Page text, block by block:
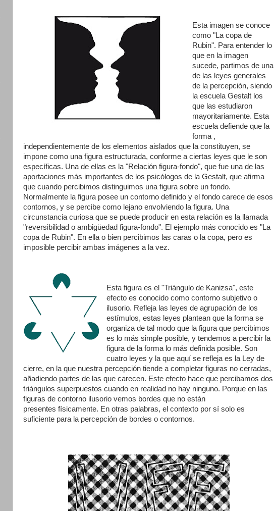
Esta imagen se conoce
como "La copa de
Rubin". Para entender lo
que en la imagen
sucede, partimos de una
de las leyes generales
de la percepción, siendo
la escuela Gestalt los
que las estudiaron
mayoritariamente. Esta
escuela defiende que la
forma ,
independientemente de los elementos aislados que la constituyen, se
impone como una figura estructurada, conforme a ciertas leyes que le son
específicas. Una de ellas es la "Relación figura-fondo", que fue una de las
aportaciones más importantes de los psicólogos de la Gestalt, que afirma
que cuando percibimos distinguimos una figura sobre un fondo.
Normalmente la figura posee un contorno definido y el fondo carece de esos
contornos, y se percibe como lejano envolviendo la figura. Una
circunstancia curiosa que se puede producir en esta relación es la llamada
"reversibilidad o ambigüedad figura-fondo". El ejemplo más conocido es "La
copa de Rubin". En ella o bien percibimos las caras o la copa, pero es
imposible percibir ambas imágenes a la vez.
Esta figura es el "Triángulo de Kanizsa", este
efecto es conocido como contorno subjetivo o
ilusorio. Refleja las leyes de agrupación de los
estímulos, estas leyes plantean que la forma se
organiza de tal modo que la figura que percibimos
es lo más simple posible, y tendemos a percibir la
figura de la forma lo más definida posible. Son
cuatro leyes y la que aquí se refleja es la Ley de
cierre, en la que nuestra percepción tiende a completar figuras no cerradas,
añadiendo partes de las que carecen. Este efecto hace que percibamos dos
triángulos superpuestos cuando en realidad no hay ninguno. Porque en las
figuras de contorno ilusorio vemos bordes que no están
presentes físicamente. En otras palabras, el contexto por sí solo es
suficiente para la percepción de bordes o contornos.